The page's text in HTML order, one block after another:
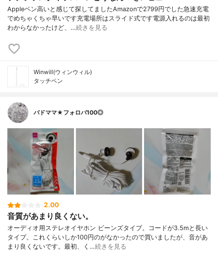
Appleペン高いと感じて探してましたAmazonで2799円でした急速充電
でめちゃくちゃ早いです充電場所はスライド式です電源入れるのは最初
わからなかったけど、…続きを見る
Winwill(ウィンウィル)
タッチペン
バドママ★フォロバ100◎
2.00
音質があまり良くない。
オーディオ用ステレオイヤホン ビーンズタイプ。コードが3.5mと長い
タイプ。これくらいしか100円のがなかったので買いましたが、音があ
まり良くないです。最初、く…続きを見る